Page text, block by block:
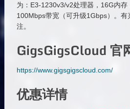
为：E3-1230v3/v2处理器，16G内存
100Mbps带宽（可升级1Gbps）。有
注。
GigsGigsCloud 官
https://www.gigsgigscloud.com/
优惠详情